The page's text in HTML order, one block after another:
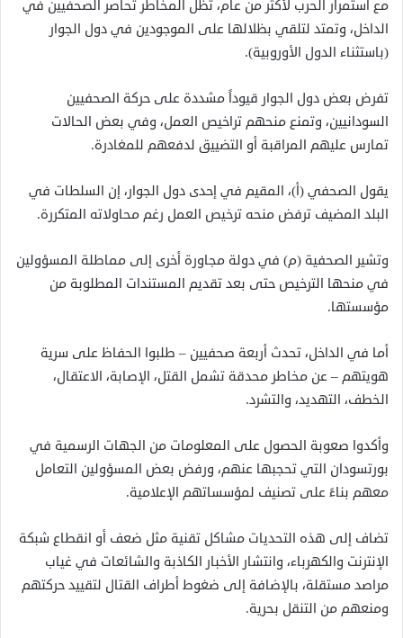
مع استمرار الحرب لأكثر من عام، تظل المخاطر تحاصر الصحفيين في
الداخل، وتمتد لتلقي بظلالها على الموجودين في دول الجوار
(باستثناء الدول الأوروبية).
تفرض بعض دول الجوار قيوداً مشددة على حركة الصحفيين
السودانيين، وتمنع منحهم تراخيص العمل، وفي بعض الحالات
تمارس عليهم المراقبة أو التضييق لدفعهم للمغادرة.
يقول الصحفي (أ)، المقيم في إحدى دول الجوار، إن السلطات في
البلد المضيف ترفض منحه ترخيص العمل رغم محاولاته المتكررة.
وتشير الصحفية (م) في دولة مجاورة أخرى إلى مماطلة المسؤولين
في منحها الترخيص حتى بعد تقديم المستندات المطلوبة من
مؤسستها.
أما في الداخل، تحدث أربعة صحفيين – طلبوا الحفاظ على سرية
هويتهم – عن مخاطر محدقة تشمل القتل، الإصابة، الاعتقال،
الخطف، التهديد، والتشرد.
وأكدوا صعوبة الحصول على المعلومات من الجهات الرسمية في
بورتسودان التي تحجبها عنهم، ورفض بعض المسؤولين التعامل
معهم بناءً على تصنيف لمؤسساتهم الإعلامية.
تضاف إلى هذه التحديات مشاكل تقنية مثل ضعف أو انقطاع شبكة
الإنترنت والكهرباء، وانتشار الأخبار الكاذبة والشائعات في غياب
مراصد مستقلة، بالإضافة إلى ضغوط أطراف القتال لتقييد حركتهم
ومنعهم من التنقل بحرية.